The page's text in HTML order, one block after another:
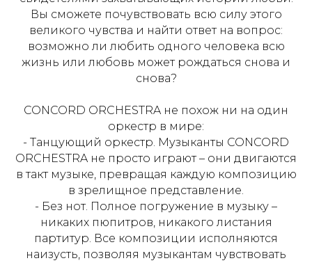
Вы сможете почувствовать всю силу этого
великого чувства и найти ответ на вопрос:
возможно ли любить одного человека всю
жизнь или любовь может рождаться снова и
снова?
CONCORD ORCHESTRA не похож ни на один
оркестр в мире:
- Танцующий оркестр. Музыканты CONCORD
ORCHESTRA не просто играют – они двигаются
в такт музыке, превращая каждую композицию
в зрелищное представление.
- Без нот. Полное погружение в музыку –
никаких пюпитров, никакого листания
партитур. Все композиции исполняются
наизусть, позволяя музыкантам чувствовать